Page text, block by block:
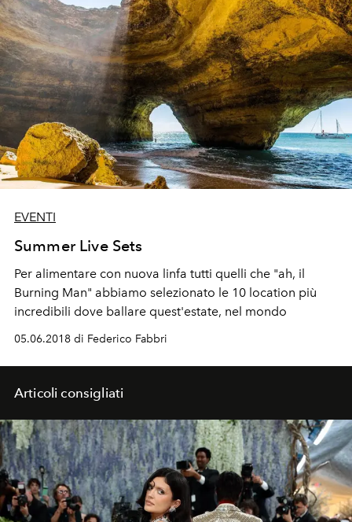
EVENTI
Summer Live Sets
Per alimentare con nuova linfa tutti quelli che "ah, il
Burning Man" abbiamo selezionato le 10 location più
incredibili dove ballare quest'estate, nel mondo
05.06.2018 di Federico Fabbri
Articoli consigliati